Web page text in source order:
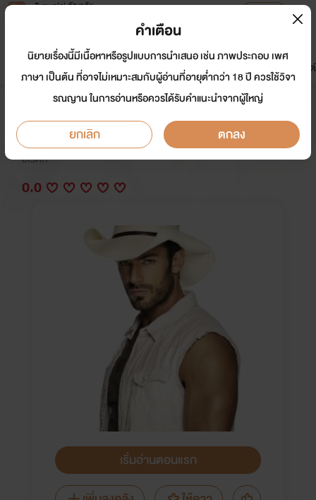
Tunwalai ธัญวลัย
หน้าแรก นิยาย อีบุ๊ก การ์ตูน
มาใหม่
ดรีมแชท ธัญลิสต์
ร้อยไฟ ใจนารี
นักเขียน: ฐิติมา
อีโรติก
0.0
เริ่มอ่านตอนแรก
คำเตือน
นิยายเรื่องนี้มีเนื้อหาหรือรูปแบบการนำเสนอ เช่น ภาพประกอบ เพศ
ภาษา เป็นต้น ที่อาจไม่เหมาะสมกับผู้อ่านที่อายุต่ำกว่า 18 ปี ควรใช้วิจา
รณญาน ในการอ่านหรือควรได้รับคำแนะนำจากผู้ใหญ่
ยกเลิก ตกลง